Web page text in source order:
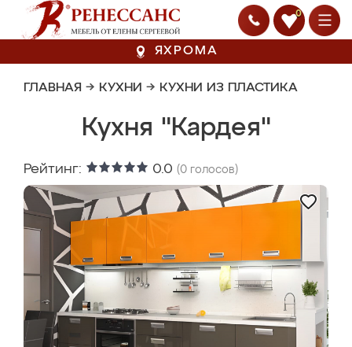
0
ЯХРОМА
ГЛАВНАЯ → КУХНИ → КУХНИ ИЗ ПЛАСТИКА
Кухня "Кардея"
Рейтинг: 0.0 (0 голосов)